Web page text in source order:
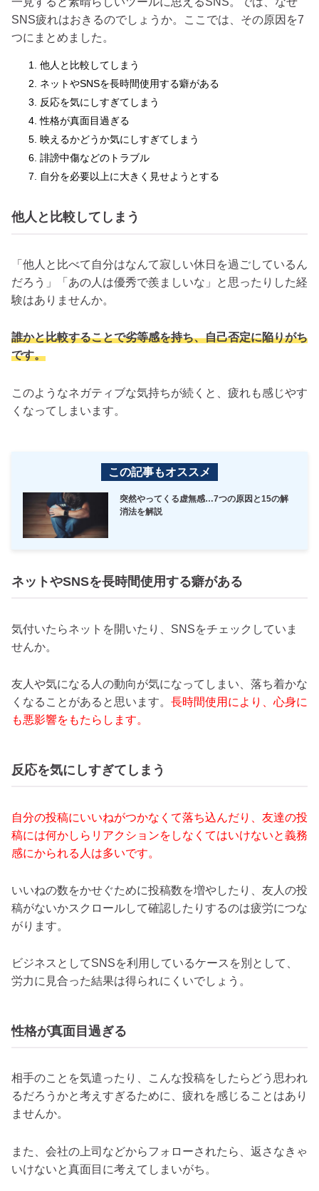
SNS疲れはおきるのでしょうか。ここでは、その原因を7
つにまとめました。
他人と比較してしまう
ネットやSNSを長時間使用する癖がある
反応を気にしすぎてしまう
性格が真面目過ぎる
映えるかどうか気にしすぎてしまう
誹謗中傷などのトラブル
自分を必要以上に大きく見せようとする
他人と比較してしまう
「他人と比べて自分はなんて寂しい休日を過ごしているん
だろう」「あの人は優秀で羨ましいな」と思ったりした経
験はありませんか。
誰かと比較することで劣等感を持ち、自己否定に陥りがち
です。
このようなネガティブな気持ちが続くと、疲れも感じやす
くなってしまいます。
この記事もオススメ
突然やってくる虚無感…7つの原因と15の解
消法を解説
ネットやSNSを長時間使用する癖がある
気付いたらネットを開いたり、SNSをチェックしていま
せんか。
友人や気になる人の動向が気になってしまい、落ち着かな
くなることがあると思います。 長時間使用により、心身に
も悪影響をもたらします。
反応を気にしすぎてしまう
自分の投稿にいいねがつかなくて落ち込んだり、友達の投
稿には何かしらリアクションをしなくてはいけないと義務
感にかられる人は多いです。
いいねの数をかせぐために投稿数を増やしたり、友人の投
稿がないかスクロールして確認したりするのは疲労につな
がります。
ビジネスとしてSNSを利用しているケースを別として、
労力に見合った結果は得られにくいでしょう。
性格が真面目過ぎる
相手のことを気遣ったり、こんな投稿をしたらどう思われ
るだろうかと考えすぎるために、疲れを感じることはあり
ませんか。
また、会社の上司などからフォローされたら、返さなきゃ
いけないと真面目に考えてしまいがち。